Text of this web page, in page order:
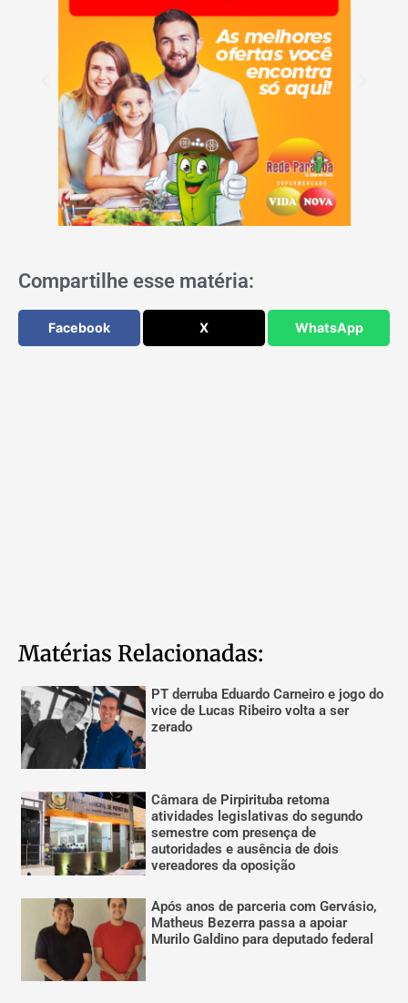
Compartilhe esse matéria:
Facebook X WhatsApp
Matérias Relacionadas:
PT derruba Eduardo Carneiro e jogo do
vice de Lucas Ribeiro volta a ser
zerado
Câmara de Pirpirituba retoma
atividades legislativas do segundo
semestre com presença de
autoridades e ausência de dois
vereadores da oposição
Após anos de parceria com Gervásio,
Matheus Bezerra passa a apoiar
Murilo Galdino para deputado federal